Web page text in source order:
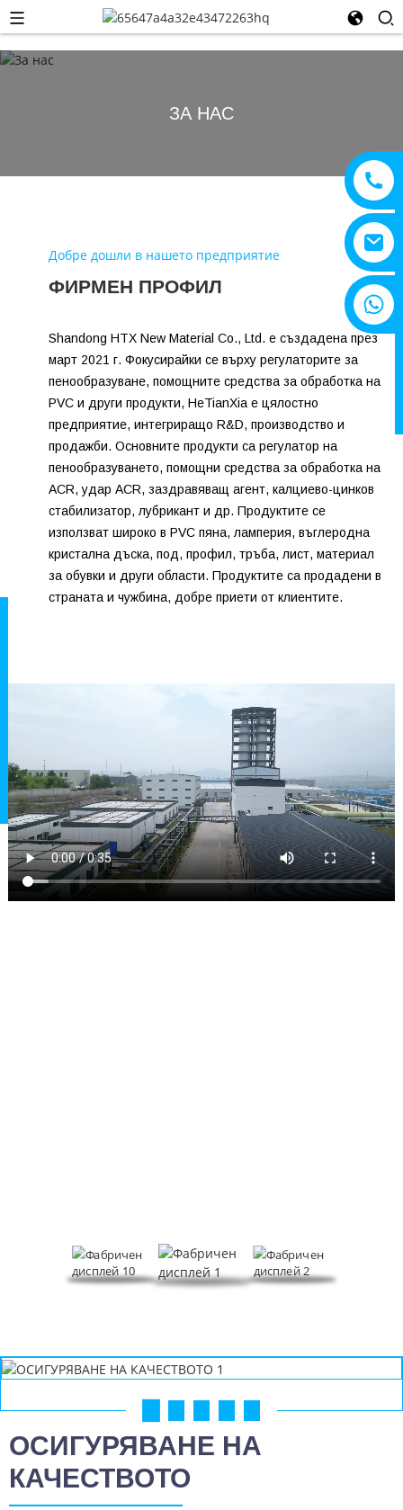
+8615805330828
ЗА НАС
Добре дошли в нашето предприятие
ФИРМЕН ПРОФИЛ
Shandong HTX New Material Co., Ltd. е създадена през
март 2021 г. Фокусирайки се върху регулаторите за
пенообразуване, помощните средства за обработка на
PVC и други продукти, HeTianXia е цялостно
предприятие, интегриращо R&D, производство и
продажби. Основните продукти са регулатор на
пенообразуването, помощни средства за обработка на
ACR, удар ACR, заздравяващ агент, калциево-цинков
стабилизатор, лубрикант и др. Продуктите се
използват широко в PVC пяна, ламперия, въглеродна
кристална дъска, под, профил, тръба, лист, материал
за обувки и други области. Продуктите са продадени в
страната и чужбина, добре приети от клиентите.
ОСИГУРЯВАНЕ НА
КАЧЕСТВОТО